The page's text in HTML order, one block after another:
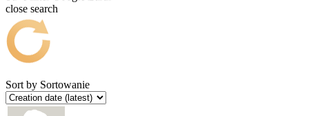
close search
Sort by Sortowanie